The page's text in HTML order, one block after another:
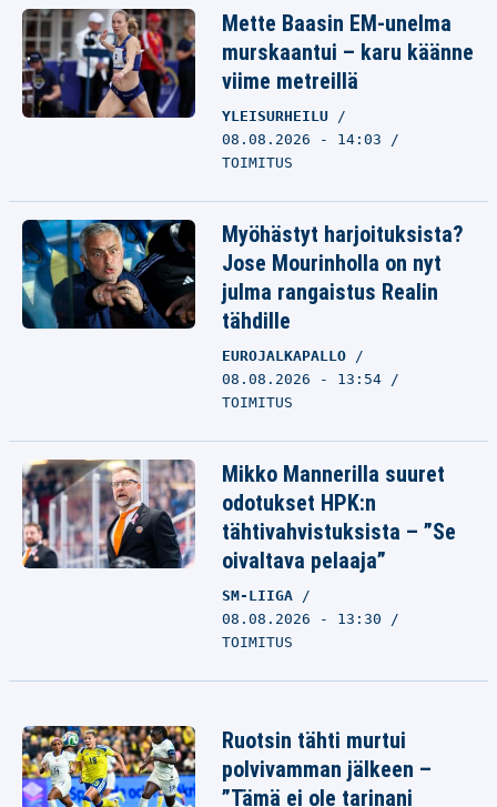
Mette Baasin EM-unelma
murskaantui – karu käänne
viime metreillä
YLEISURHEILU
08.08.2026 - 14:03
TOIMITUS
Myöhästyt harjoituksista?
Jose Mourinholla on nyt
julma rangaistus Realin
tähdille
EUROJALKAPALLO
08.08.2026 - 13:54
TOIMITUS
Mikko Mannerilla suuret
odotukset HPK:n
tähtivahvistuksista – ”Se
oivaltava pelaaja”
SM-LIIGA
08.08.2026 - 13:30
TOIMITUS
Ruotsin tähti murtui
polvivamman jälkeen –
”Tämä ei ole tarinani